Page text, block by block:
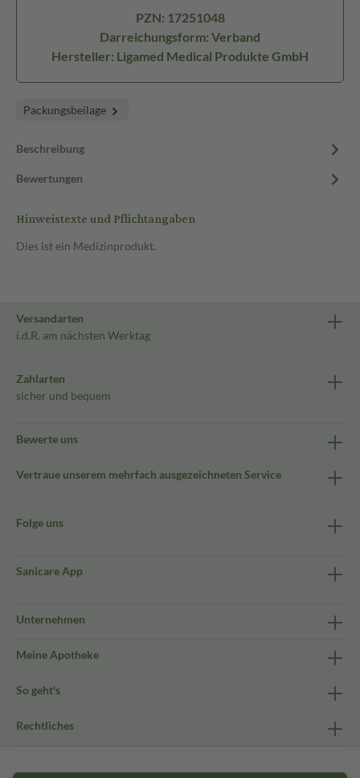
PZN: 17251048
Darreichungsform: Verband
Hersteller: Ligamed Medical Produkte GmbH
Packungsbeilage
Beschreibung
Bewertungen
Hinweistexte und Pflichtangaben
Dies ist ein Medizinprodukt.
Versandarten
i.d.R. am nächsten Werktag
Zahlarten
sicher und bequem
Bewerte uns
Vertraue unserem mehrfach ausgezeichneten Service
Folge uns
Sanicare App
Unternehmen
Meine Apotheke
So geht's
Rechtliches